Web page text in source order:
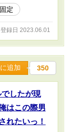
であるおんぼ
いる ・落ちて
つ肉体的に食わ
球に手を出させ
もないし野垂
く今は他人に害
ャマール・イ
・185cm、ア
よって赤みを帯
ハイクラス ・
飼われている生
れている ・普
る感情』を喰ら
定
登録日 2023.06.01
追加 350
したが現
はこの際男
れたいっ！